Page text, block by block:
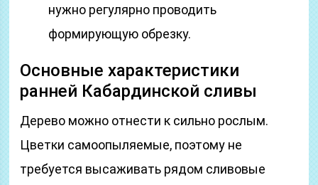
нужно регулярно проводить
формирующую обрезку.
Основные характеристики
ранней Кабардинской сливы
Дерево можно отнести к сильно рослым.
Цветки самоопыляемые, поэтому не
требуется высаживать рядом сливовые